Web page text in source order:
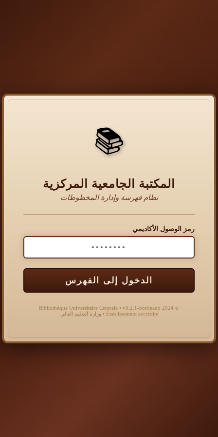
📚
المكتبة الجامعية المركزية
نظام فهرسة وإدارة المخطوطات
رمز الوصول الأكاديمي
الدخول إلى الفهرس
© 2024 Bibliothèque Universitaire Centrale • v3.2.1-bordeaux
Établissement accrédité • وزارة التعليم العالي